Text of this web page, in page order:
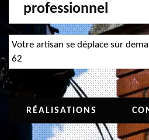
professionnel
Votre artisan se déplace sur
62
RÉALISATIONS